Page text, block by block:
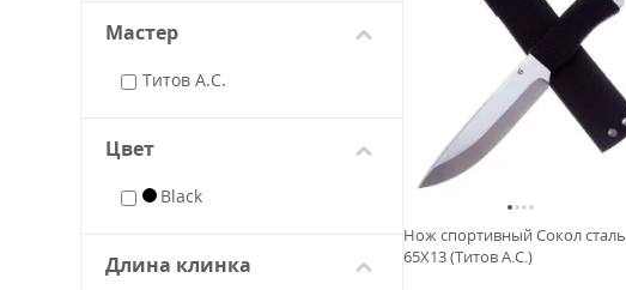
Мастер
Титов А.С.
Цвет
Black
Длина клинка
Нож спортивный Сокол сталь
65Х13 (Титов А.С.)